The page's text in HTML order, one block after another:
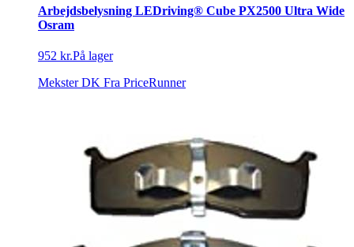
Arbejdsbelysning LEDriving® Cube PX2500 Ultra Wide
Osram
952 kr.På lager
Mekster DK Fra PriceRunner